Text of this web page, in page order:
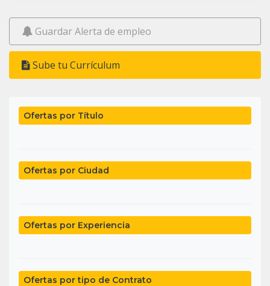
Guardar Alerta de empleo
Sube tu Currículum
Ofertas por Título
Ofertas por Ciudad
Ofertas por Experiencia
Ofertas por tipo de Contrato